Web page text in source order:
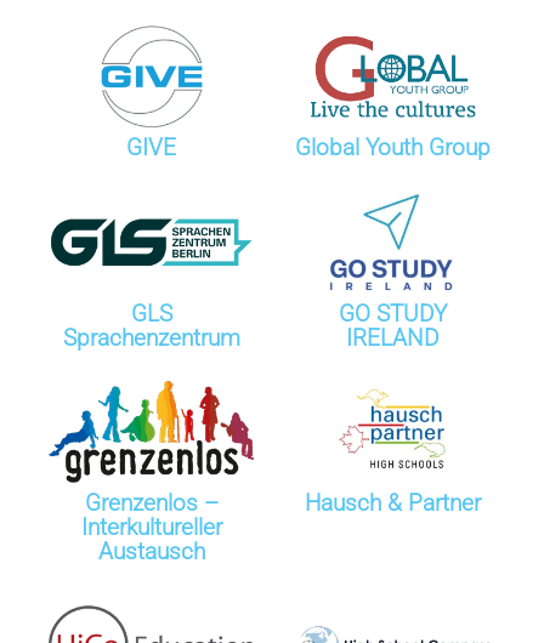
GIVE Global Youth Group
GLS
Sprachenzentrum
GO STUDY
IRELAND
Grenzenlos –
Interkultureller
Austausch
Hausch & Partner